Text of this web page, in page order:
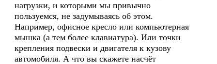
нагрузки, и которыми мы привычно
пользуемся, не задумываясь об этом.
Например, офисное кресло или компьютерная
мышка (а тем более клавиатура). Или точки
крепления подвески и двигателя к кузову
автомобиля. А что вы скажете насчёт